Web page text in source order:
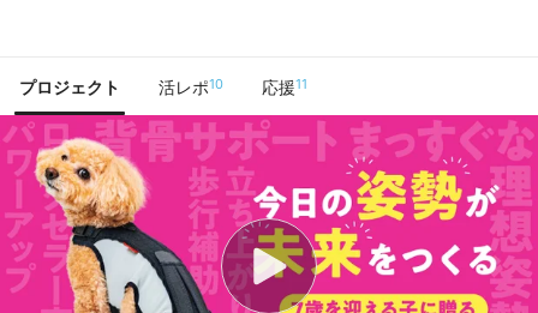
プロジェクト 活レポ10 応援11